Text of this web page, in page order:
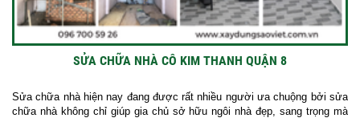
SỬA CHỮA NHÀ CÔ KIM THANH QUẬN 8
Sửa chữa nhà hiện nay đang được rất nhiều người ưa chuộng bởi sửa
chữa nhà không chỉ giúp gia chủ sở hữu ngôi nhà đẹp, sang trọng mà